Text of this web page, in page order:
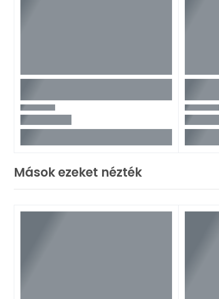
Mások ezeket nézték